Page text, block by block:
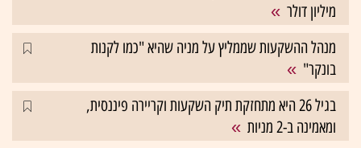
מיליון דולר
מנהל ההשקעות שממליץ על מניה שהיא "כמו לקנות
בונקר"
בגיל 26 היא מתחזקת תיק השקעות וקריירה פיננסית,
ומאמינה ב-2 מניות